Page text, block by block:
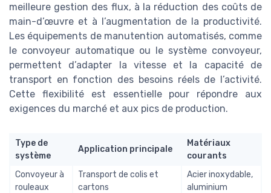
meilleure gestion des flux, à la réduction des coûts de
main-d’œuvre et à l’augmentation de la productivité.
Les équipements de manutention automatisés, comme
le convoyeur automatique ou le système convoyeur,
permettent d’adapter la vitesse et la capacité de
transport en fonction des besoins réels de l’activité.
Cette flexibilité est essentielle pour répondre aux
exigences du marché et aux pics de production.
Type de
système
Application principale
Matériaux
courants
Convoyeur à
rouleaux
Transport de colis et
cartons
Acier inoxydable,
aluminium